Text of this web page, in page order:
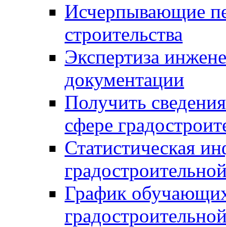
Исчерпывающие
строительства
Экспертиза
документации
Получить
сфере
Статистическая
График